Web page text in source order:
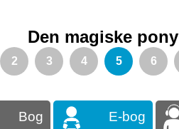
Den magiske pony
2 3 4 5 6
Bog E-bog